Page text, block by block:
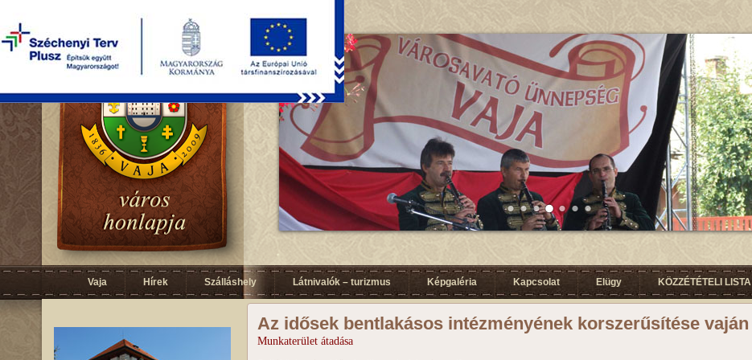
Vaja Hírek Szálláshely Látnivalók – turizmus Képgaléria Kapcsolat Elügy KÖZZÉTÉTELI LISTA
Az idősek bentlakásos intézményének korszerűsítése vaján
Munkaterület átadása